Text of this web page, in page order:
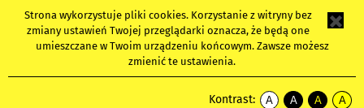
Strona wykorzystuje pliki cookies. Korzystanie z witryny bez
zmiany ustawień Twojej przeglądarki oznacza, że będą one
umieszczane w Twoim urządzeniu końcowym. Zawsze możesz
zmienić te ustawienia.
Kontrast:
A
A
A
A